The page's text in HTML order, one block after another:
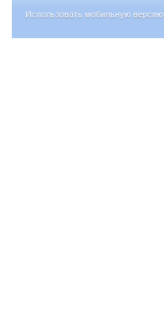
Использовать мобильную версию